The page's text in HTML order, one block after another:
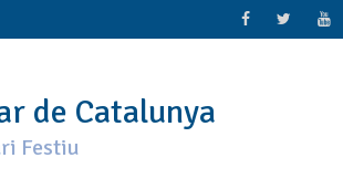
de Catalunya
Festiu